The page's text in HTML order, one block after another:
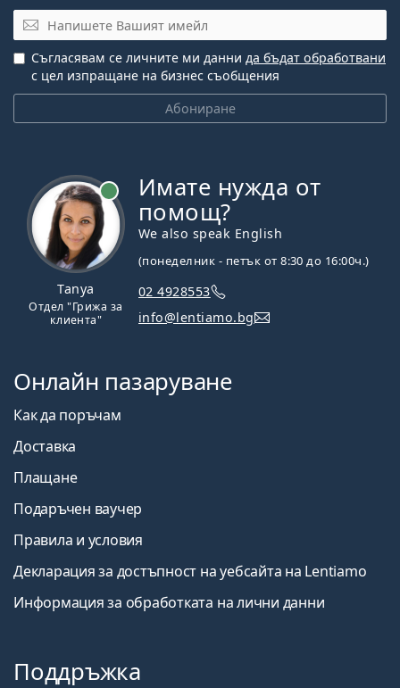
Имейл
Абониране
Съгласявам се личните ми данни да бъдат обработвани
с цел изпращане на бизнес съобщения
Tanya
Отдел "Грижа за
клиента"
Имате нужда от
помощ?
We also speak English
(понеделник - петък от 8:30 до 16:00ч.)
02 4928553
info@lentiamo.bg
Онлайн пазаруване
Как да поръчам
Доставка
Плащане
Подаръчен ваучер
Правила и условия
Декларация за достъпност на уебсайта на Lentiamo
Информация за обработката на лични данни
Поддръжка